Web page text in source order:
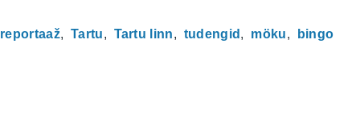
reportaaž Tartu Tartu linn tudengid möku bingo